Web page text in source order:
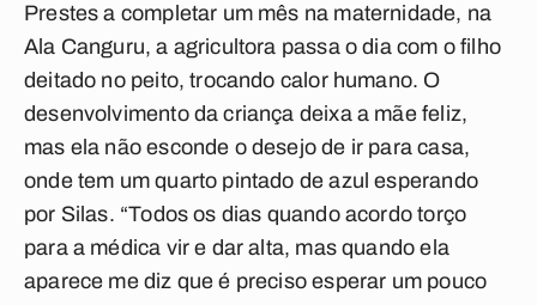
Prestes a completar um mês na maternidade, na
Ala Canguru, a agricultora passa o dia com o filho
deitado no peito, trocando calor humano. O
desenvolvimento da criança deixa a mãe feliz,
mas ela não esconde o desejo de ir para casa,
onde tem um quarto pintado de azul esperando
por Silas. “Todos os dias quando acordo torço
para a médica vir e dar alta, mas quando ela
aparece me diz que é preciso esperar um pouco